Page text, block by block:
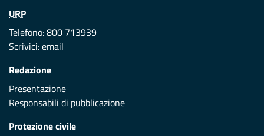
URP
Telefono: 800 713939
Scrivici:email
Redazione
Presentazione
Responsabili di pubblicazione
Protezione civile